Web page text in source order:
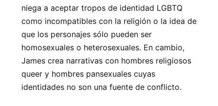
niega a aceptar tropos de identidad LGBTQ
como incompatibles con la religión o la idea de
que los personajes sólo pueden ser
homosexuales o heterosexuales. En cambio,
James crea narrativas con hombres religiosos
queer y hombres pansexuales cuyas
identidades no son una fuente de conflicto.